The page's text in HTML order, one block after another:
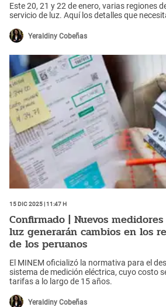
Este 20, 21 y 22 de enero, varias regiones
servicio de luz. Aquí los detalles que
Yeraldiny Cobeñas
15 Dic 2025 | 11:47 h
Confirmado | Nuevos
luz generarán cambios en los
de los peruanos
El MINEM oficializó la normativa para el
sistema de medición eléctrica, cuyo costo
tarifas a lo largo de 15 años.
Yeraldiny Cobeñas